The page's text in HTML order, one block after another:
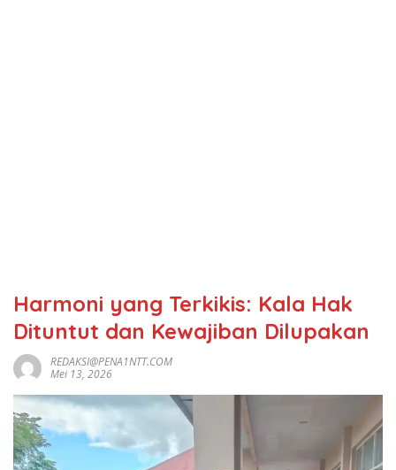
Harmoni yang Terkikis: Kala Hak
Dituntut dan Kewajiban Dilupakan
REDAKSI@PENA1NTT.COM
Mei 13, 2026